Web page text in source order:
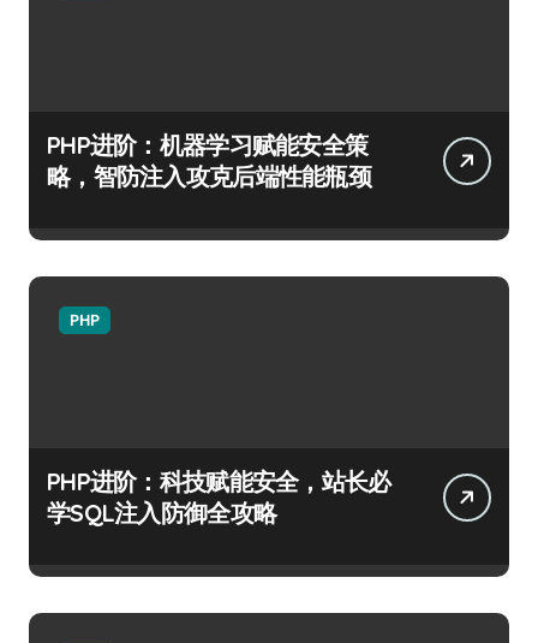
PHP进阶：机器学习赋能安全策
略，智防注入攻克后端性能瓶颈
PHP
PHP进阶：科技赋能安全，站长必
学SQL注入防御全攻略